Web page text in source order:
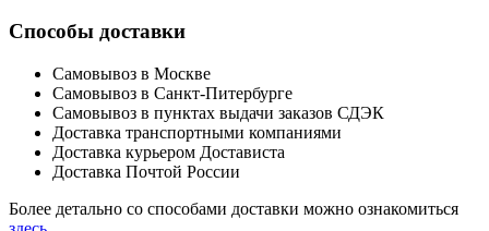
Способы доставки
Самовывоз в Москве
Самовывоз в Санкт-Питербурге
Самовывоз в пунктах выдачи заказов СДЭК
Доставка транспортными компаниями
Доставка курьером Достависта
Доставка Почтой России
Более детально со способами доставки можно ознакомиться